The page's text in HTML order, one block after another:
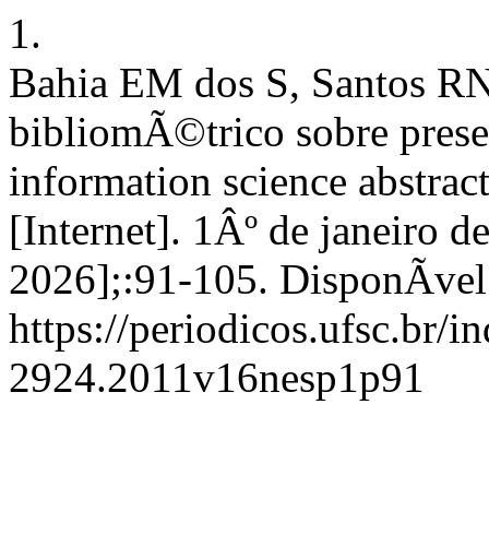
1.
Bahia EM dos S, Santos
bibliomÃ©trico sobre
information science
[Internet]. 1Âº de janeiro
2026];:91-105.
https://periodicos.ufsc.br/
2924.2011v16nesp1p91